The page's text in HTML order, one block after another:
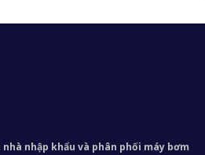
nhập khẩu và phân phối máy bơm